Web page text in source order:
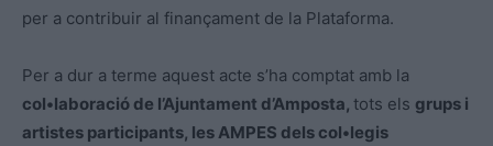
per a contribuir al finançament de la Plataforma.
Per a dur a terme aquest acte s’ha comptat amb la
col•laboració de l’Ajuntament d’Amposta, tots els grups i
artistes participants, les AMPES dels col•legis